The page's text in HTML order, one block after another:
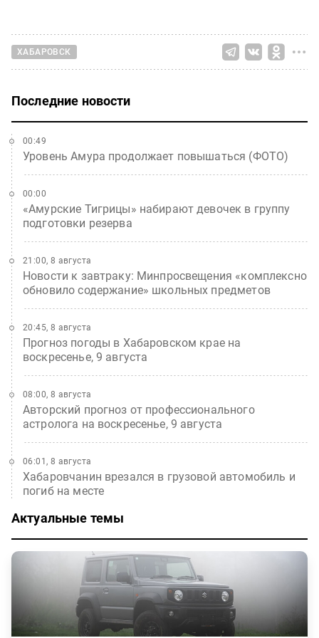
ХАБАРОВСК
Последние новости
Уровень Амура продолжает повышаться (ФОТО)
00:49
«Амурские Тигрицы» набирают девочек в группу
подготовки резерва
00:00
Новости к завтраку: Минпросвещения «комплексно
обновило содержание» школьных предметов
21:00, 8 августа
Прогноз погоды в Хабаровском крае на
воскресенье, 9 августа
20:45, 8 августа
Авторский прогноз от профессионального
астролога на воскресенье, 9 августа
08:00, 8 августа
Хабаровчанин врезался в грузовой автомобиль и
погиб на месте
06:01, 8 августа
Актуальные темы